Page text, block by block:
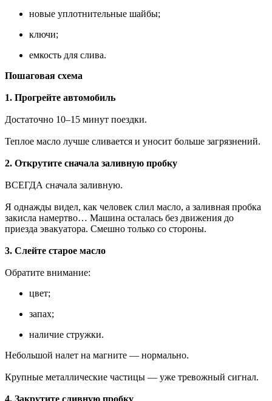
новые уплотнительные шайбы;
ключи;
емкость для слива.
Пошаговая схема
1. Прогрейте автомобиль
Достаточно 10–15 минут поездки.
Теплое масло лучше сливается и уносит больше загрязнений.
2. Открутите сначала заливную пробку
ВСЕГДА сначала заливную.
Я однажды видел, как человек слил масло, а заливная пробка
закисла намертво… Машина осталась без движения до
приезда эвакуатора. Смешно только со стороны.
3. Слейте старое масло
Обратите внимание:
цвет;
запах;
наличие стружки.
Небольшой налет на магните — нормально.
Крупные металлические частицы — уже тревожный сигнал.
4. Закрутите сливную пробку